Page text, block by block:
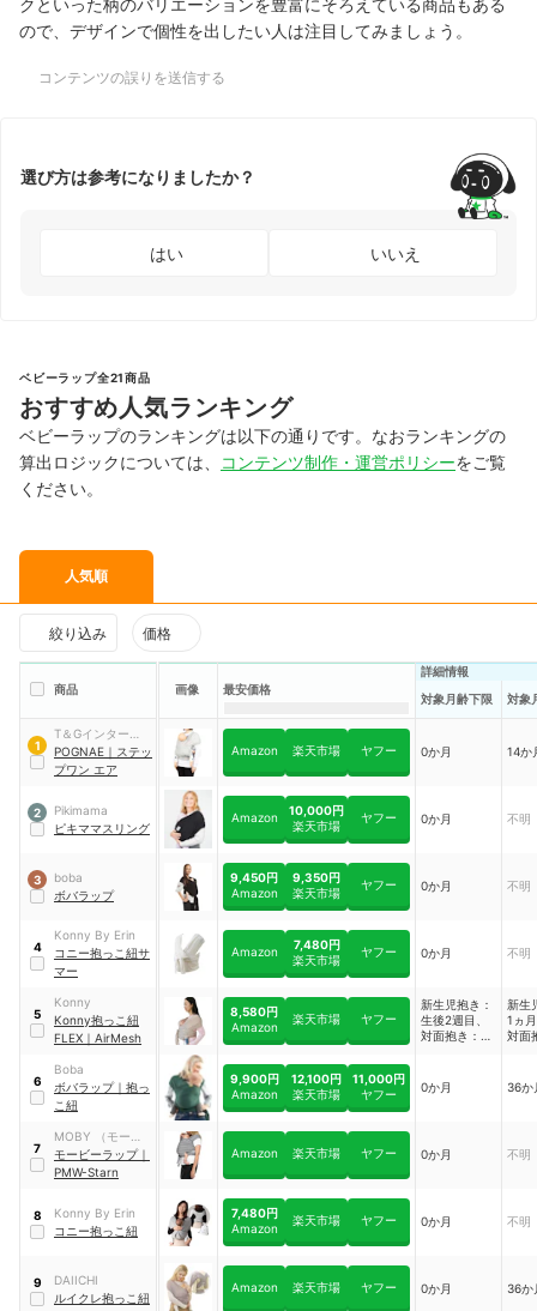
クといった柄のバリエーションを豊富にそろえている商品もある
ので、デザインで個性を出したい人は注目してみましょう。
コンテンツの誤りを送信する
選び方は参考になりましたか？
はい いいえ
ベビーラップ全21商品
おすすめ人気ランキング
ベビーラップのランキングは以下の通りです。なおランキングの
算出ロジックについては、
コンテンツ制作・運営ポリシーをご覧
ください。
人気順
絞り込み 価格
商品 画像 最安価格
詳細情報
対象月齢下限
対象
1
T＆Gインターナシ
ョナル
POGNAE ｜ ステッ
プワン エア
Amazon 楽天市場 ヤフー 0か月 14か
2
Pikimama
ピキママスリング
Amazon
10,000円
楽天市場
ヤフー 0か月 不明
3
boba
ボバラップ
9,450円
Amazon
9,350円
楽天市場
ヤフー 0か月 不明
4
Konny By Erin
コニー抱っこ紐サ
マー
Amazon
7,480円
楽天市場
ヤフー 0か月 不明
5
Konny
Konny抱っこ紐
FLEX ｜ AirMesh
8,580円
Amazon
楽天市場 ヤフー
新生児抱き：
生後2週目、
対面抱き：生
後4か月頃
新生
1ヵ
対面
か月
6
Boba
ボバラップ｜ 抱っ
こ紐
9,900円
Amazon
12,100円
楽天市場
11,000円
ヤフー
0か月 36か
7
MOBY （モービ
ー）
モービーラップ｜
PMW-Starn
Amazon 楽天市場 ヤフー 0か月 不明
8
Konny By Erin
コニー抱っこ紐
7,480円
Amazon
楽天市場 ヤフー 0か月 不明
9
DAIICHI
ルイクレ抱っこ紐
Amazon 楽天市場 ヤフー 0か月 36か